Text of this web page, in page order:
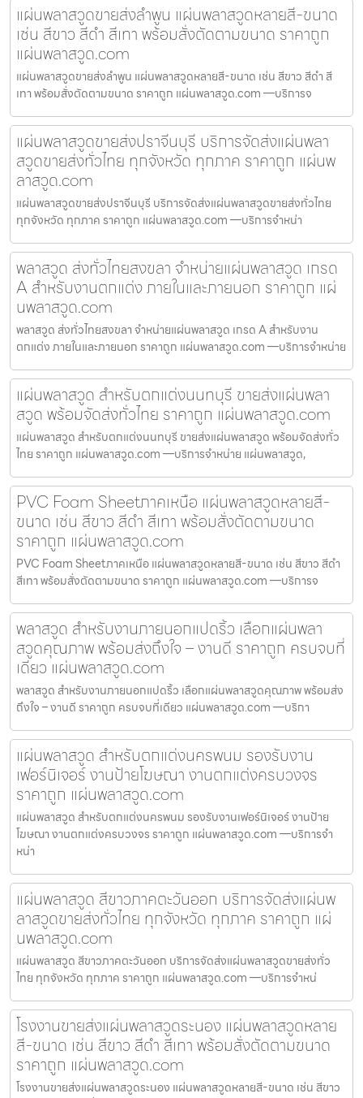
แผ่นพลาสวูดขายส่งลำพูน แผ่นพลาสวูดหลายสี-ขนาด
เช่น สีขาว สีดำ สีเทา พร้อมสั่งตัดตามขนาด ราคาถูก
แผ่นพลาสวูด.com
แผ่นพลาสวูดขายส่งลำพูน แผ่นพลาสวูดหลายสี-ขนาด เช่น สีขาว สีดำ สี
เทา พร้อมสั่งตัดตามขนาด ราคาถูก แผ่นพลาสวูด.com —บริการจ
แผ่นพลาสวูดขายส่งปราจีนบุรี บริการจัดส่งแผ่นพลา
สวูดขายส่งทั่วไทย ทุกจังหวัด ทุกภาค ราคาถูก แผ่นพ
ลาสวูด.com
แผ่นพลาสวูดขายส่งปราจีนบุรี บริการจัดส่งแผ่นพลาสวูดขายส่งทั่วไทย
ทุกจังหวัด ทุกภาค ราคาถูก แผ่นพลาสวูด.com —บริการจำหน่า
พลาสวูด ส่งทั่วไทยสงขลา จำหน่ายแผ่นพลาสวูด เกรด
A สำหรับงานตกแต่ง ภายในและภายนอก ราคาถูก แผ่
นพลาสวูด.com
พลาสวูด ส่งทั่วไทยสงขลา จำหน่ายแผ่นพลาสวูด เกรด A สำหรับงาน
ตกแต่ง ภายในและภายนอก ราคาถูก แผ่นพลาสวูด.com —บริการจำหน่าย
แผ่นพลาสวูด สำหรับตกแต่งนนทบุรี ขายส่งแผ่นพลา
สวูด พร้อมจัดส่งทั่วไทย ราคาถูก แผ่นพลาสวูด.com
แผ่นพลาสวูด สำหรับตกแต่งนนทบุรี ขายส่งแผ่นพลาสวูด พร้อมจัดส่งทั่ว
ไทย ราคาถูก แผ่นพลาสวูด.com —บริการจำหน่าย แผ่นพลาสวูด,
PVC Foam Sheetภาคเหนือ แผ่นพลาสวูดหลายสี-
ขนาด เช่น สีขาว สีดำ สีเทา พร้อมสั่งตัดตามขนาด
ราคาถูก แผ่นพลาสวูด.com
PVC Foam Sheetภาคเหนือ แผ่นพลาสวูดหลายสี-ขนาด เช่น สีขาว สีดำ
สีเทา พร้อมสั่งตัดตามขนาด ราคาถูก แผ่นพลาสวูด.com —บริการจ
พลาสวูด สำหรับงานภายนอกแปดริ้ว เลือกแผ่นพลา
สวูดคุณภาพ พร้อมส่งถึงใจ – งานดี ราคาถูก ครบจบที่
เดียว แผ่นพลาสวูด.com
พลาสวูด สำหรับงานภายนอกแปดริ้ว เลือกแผ่นพลาสวูดคุณภาพ พร้อมส่ง
ถึงใจ – งานดี ราคาถูก ครบจบที่เดียว แผ่นพลาสวูด.com —บริกา
แผ่นพลาสวูด สำหรับตกแต่งนครพนม รองรับงาน
เฟอร์นิเจอร์ งานป้ายโฆษณา งานตกแต่งครบวงจร
ราคาถูก แผ่นพลาสวูด.com
แผ่นพลาสวูด สำหรับตกแต่งนครพนม รองรับงานเฟอร์นิเจอร์ งานป้าย
โฆษณา งานตกแต่งครบวงจร ราคาถูก แผ่นพลาสวูด.com —บริการจำ
หน่า
แผ่นพลาสวูด สีขาวภาคตะวันออก บริการจัดส่งแผ่นพ
ลาสวูดขายส่งทั่วไทย ทุกจังหวัด ทุกภาค ราคาถูก แผ่
นพลาสวูด.com
แผ่นพลาสวูด สีขาวภาคตะวันออก บริการจัดส่งแผ่นพลาสวูดขายส่งทั่ว
ไทย ทุกจังหวัด ทุกภาค ราคาถูก แผ่นพลาสวูด.com —บริการจำหน่
โรงงานขายส่งแผ่นพลาสวูดระนอง แผ่นพลาสวูดหลาย
สี-ขนาด เช่น สีขาว สีดำ สีเทา พร้อมสั่งตัดตามขนาด
ราคาถูก แผ่นพลาสวูด.com
โรงงานขายส่งแผ่นพลาสวูดระนอง แผ่นพลาสวูดหลายสี-ขนาด เช่น สีขาว